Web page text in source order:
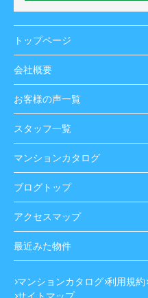
トップページ
会社概要
お客様の声一覧
スタッフ一覧
マンションカタログ
ブログトップ
アクセスマップ
最近みた物件
マンションカタログ 利用規約